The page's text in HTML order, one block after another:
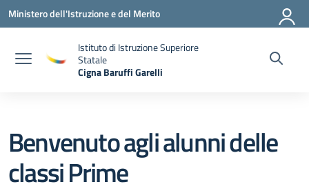
Vai ai contenuti
Vai al menu di navigazione
Vai al footer
Ministero dell'Istruzione e del Merito
Istituto di Istruzione Superiore
Statale
Cigna Baruffi Garelli
Benvenuto agli alunni delle
classi Prime